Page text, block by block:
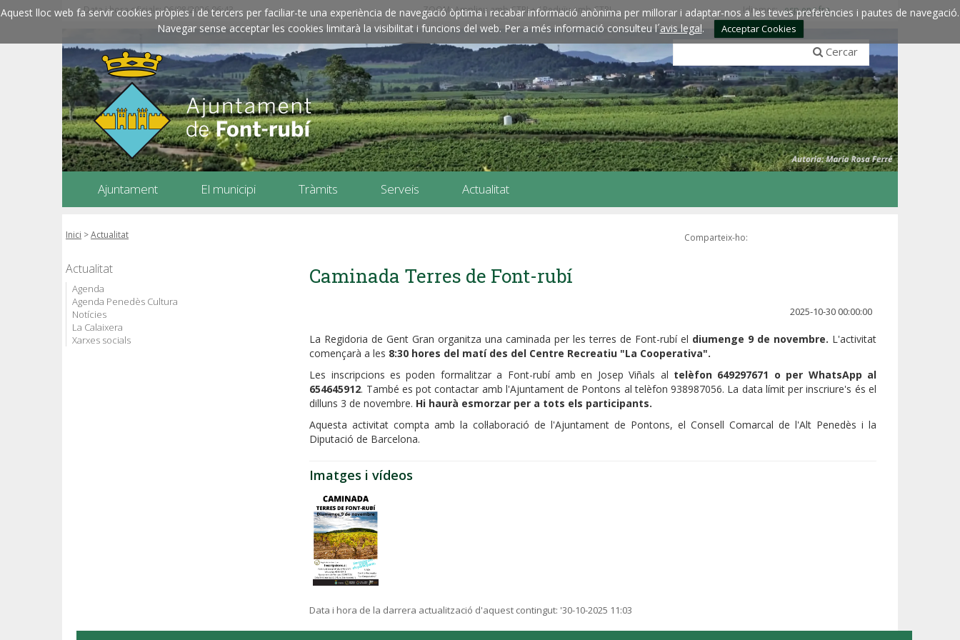
Aquest lloc web fa servir cookies pròpies i de tercers per faciliar-te una experiència de navegació òptima i recabar informació anònima per millorar i adaptar-nos a les teves preferències i pautes de navegació.
Navegar sense acceptar les cookies limitarà la visibilitat i funcions del web. Per a més informació consulteu l´avis legal. Acceptar Cookies
Data i hora oficials: 06/08/2026 06:43 ZOOM: Amplieu amb CTRL+ / Reduïu amb CTRL- Idiomes:esp engfra
Cercar
Ajuntament El municipi Tràmits Serveis Actualitat
Inici >Actualitat Comparteix-ho:
Actualitat
Agenda
Agenda Penedès Cultura
Notícies
La Calaixera
Xarxes socials
Caminada Terres de Font-rubí
2025-10-30 00:00:00
La Regidoria de Gent Gran organitza una caminada per les terres de Font-rubí el diumenge 9 de novembre. L'activitat
començarà a les 8:30 hores del matí des del Centre Recreatiu "La Cooperativa".
Les inscripcions es poden formalitzar a Font-rubí amb en Josep Viñals al telèfon 649297671 o per WhatsApp al
654645912. També es pot contactar amb l'Ajuntament de Pontons al telèfon 938987056. La data límit per inscriure's és el
dilluns 3 de novembre. Hi haurà esmorzar per a tots els participants.
Aquesta activitat compta amb la col·laboració de l'Ajuntament de Pontons, el Consell Comarcal de l'Alt Penedès i la
Diputació de Barcelona.
Imatges i vídeos
Data i hora de la darrera actualització d'aquest contingut: '30-10-2025 11:03